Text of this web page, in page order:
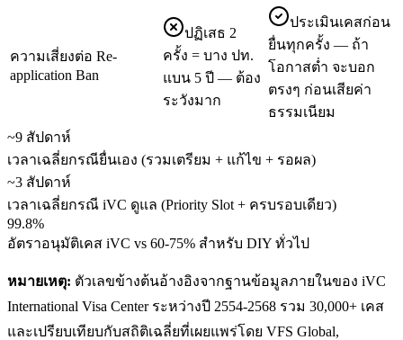
ความเสี่ยงต่อ Re-
application Ban
ปฏิเสธ 2
ครั้ง = บาง ปท.
แบน 5 ปี — ต้อง
ระวังมาก
ประเมินเคสก่อน
ยื่นทุกครั้ง — ถ้า
โอกาสต่ำ จะบอก
ตรงๆ ก่อนเสียค่า
ธรรมเนียม
~9 สัปดาห์
เวลาเฉลี่ยกรณียื่นเอง (รวมเตรียม + แก้ไข + รอผล)
~3 สัปดาห์
เวลาเฉลี่ยกรณี iVC ดูแล (Priority Slot + ครบรอบเดียว)
99.8%
อัตราอนุมัติเคส iVC vs 60-75% สำหรับ DIY ทั่วไป
หมายเหตุ: ตัวเลขข้างต้นอ้างอิงจากฐานข้อมูลภายในของ iVC
International Visa Center ระหว่างปี 2554-2568 รวม 30,000+ เคส
และเปรียบเทียบกับสถิติเฉลี่ยที่เผยแพร่โดย VFS Global,